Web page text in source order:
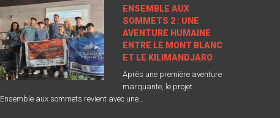
ENSEMBLE AUX
SOMMETS 2 : UNE
AVENTURE HUMAINE
ENTRE LE MONT BLANC
ET LE KILIMANDJARO
Après une première aventure
marquante, le projet
Ensemble aux sommets revient avec une...